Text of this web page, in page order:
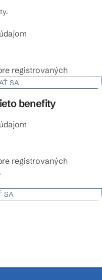
registrovaných
SA
benefity
registrovaných
SA